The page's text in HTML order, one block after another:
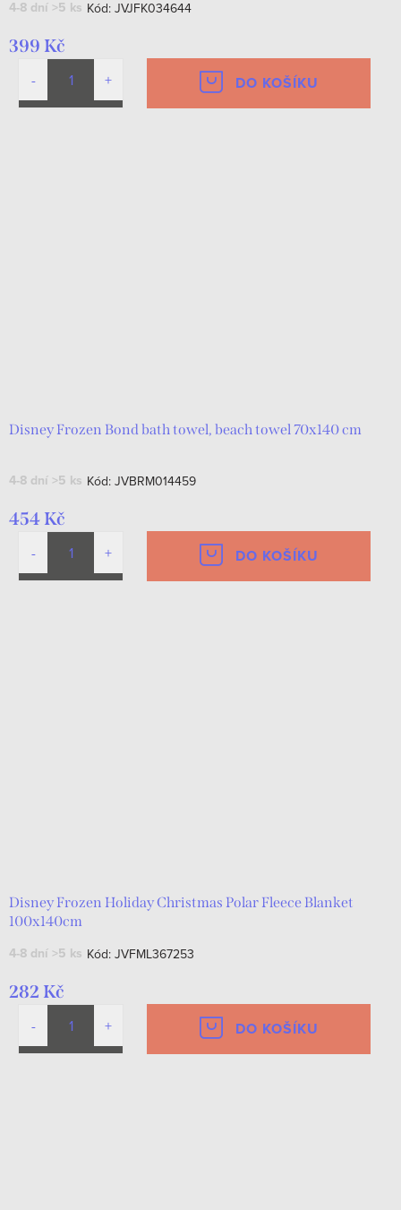
4-8 dní >5 ks Kód: JVJFK034644
399 Kč
DO KOŠÍKU
Disney Frozen Bond bath towel, beach towel 70x140 cm
4-8 dní >5 ks Kód: JVBRM014459
454 Kč
DO KOŠÍKU
Disney Frozen Holiday Christmas Polar Fleece Blanket
100x140cm
4-8 dní >5 ks Kód: JVFML367253
282 Kč
DO KOŠÍKU